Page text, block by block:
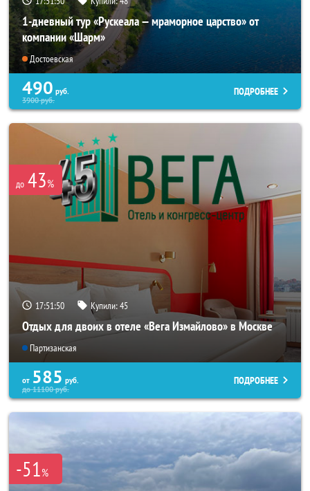
1-дневный тур «Рускеала — мраморное царство» от
компании «Шарм»
Достоевская
490 руб.
3900руб.
ПОДРОБНЕЕ
до 43%
17:51:47 Купили:45
Отдых для двоих в отеле «Вега Измайлово» в Москве
Партизанская
от 585 руб.
до11100руб.
ПОДРОБНЕЕ
-51%